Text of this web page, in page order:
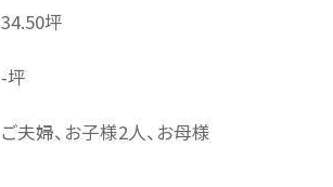
34.50坪
-坪
ご夫婦、お子様2人、お母様